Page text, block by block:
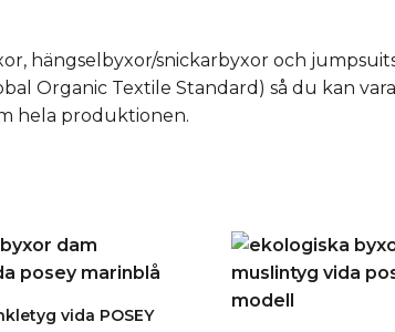
hängselbyxor/snickarbyxor och
Organic Textile Standard) så du kan
hela produktionen.
vida POSEY